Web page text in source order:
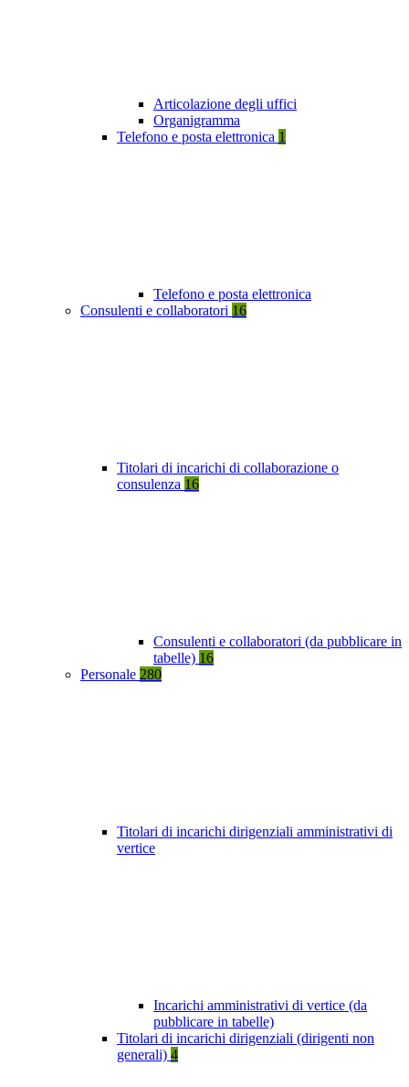
Articolazione degli uffici
Organigramma
Telefono e posta elettronica 1
Telefono e posta elettronica
Consulenti e collaboratori 16
Titolari di incarichi di collaborazione o
consulenza 16
Consulenti e collaboratori (da pubblicare in
tabelle) 16
Personale 280
Titolari di incarichi dirigenziali amministrativi di
vertice
Incarichi amministrativi di vertice (da
pubblicare in tabelle)
Titolari di incarichi dirigenziali (dirigenti non
generali) 4